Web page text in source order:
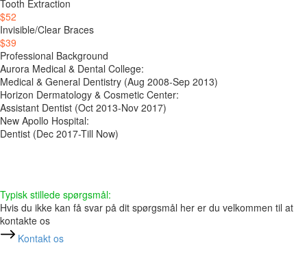
Tooth Extraction
$52
Invisible/Clear Braces
$39
Professional Background
Aurora Medical & Dental College:
Medical & General Dentistry (Aug 2008-Sep 2013)
Horizon Dermatology & Cosmetic Center:
Assistant Dentist (Oct 2013-Nov 2017)
New Apollo Hospital:
Dentist (Dec 2017-Till Now)
Typisk stillede spørgsmål:
Hvis du ikke kan få svar på dit spørgsmål her er du velkommen til at
kontakte os
Kontakt os